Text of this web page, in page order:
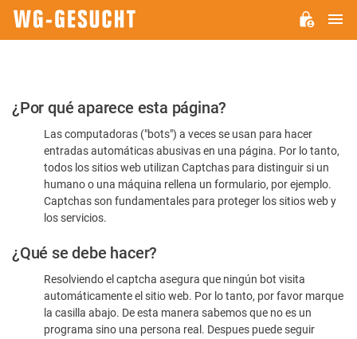
Por
favor,
confirme
humano
¿Por qué aparece esta página?
Las computadoras ("bots") a veces se usan para hacer
entradas automáticas abusivas en una página. Por lo tanto,
todos los sitios web utilizan Captchas para distinguir si un
humano o una máquina rellena un formulario, por ejemplo.
Captchas son fundamentales para proteger los sitios web y
los servicios.
¿Qué se debe hacer?
Resolviendo el captcha asegura que ningún bot visita
automáticamente el sitio web. Por lo tanto, por favor marque
la casilla abajo. De esta manera sabemos que no es un
programa sino una persona real. Despues puede seguir